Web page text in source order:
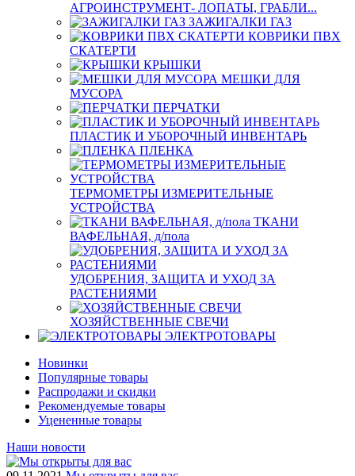
АГРОИНСТРУМЕНТ- ЛОПАТЫ, ГРАБЛИ...
ЗАЖИГАЛКИ ГАЗ
КОВРИКИ ПВХ
СКАТЕРТИ
КРЫШКИ
МЕШКИ ДЛЯ
МУСОРА
ПЕРЧАТКИ
ПЛАСТИК И УБОРОЧНЫЙ ИНВЕНТАРЬ
ПЛЕНКА
ТЕРМОМЕТРЫ ИЗМЕРИТЕЛЬНЫЕ
УСТРОЙСТВА
ТКАНИ
ВАФЕЛЬНАЯ, д/пола
УДОБРЕНИЯ, ЗАЩИТА И УХОД ЗА
РАСТЕНИЯМИ
ХОЗЯЙСТВЕННЫЕ СВЕЧИ
ЭЛЕКТРОТОВАРЫ
Новинки
Популярные товары
Распродажи и скидки
Рекомендуемые товары
Уцененные товары
Наши новости